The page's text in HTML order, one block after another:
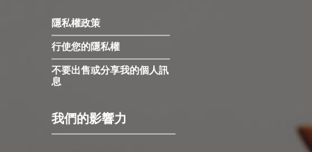
我們的影響力
隱私權政策
行使您的隱私權
不要出售或分享我的個人訊
息